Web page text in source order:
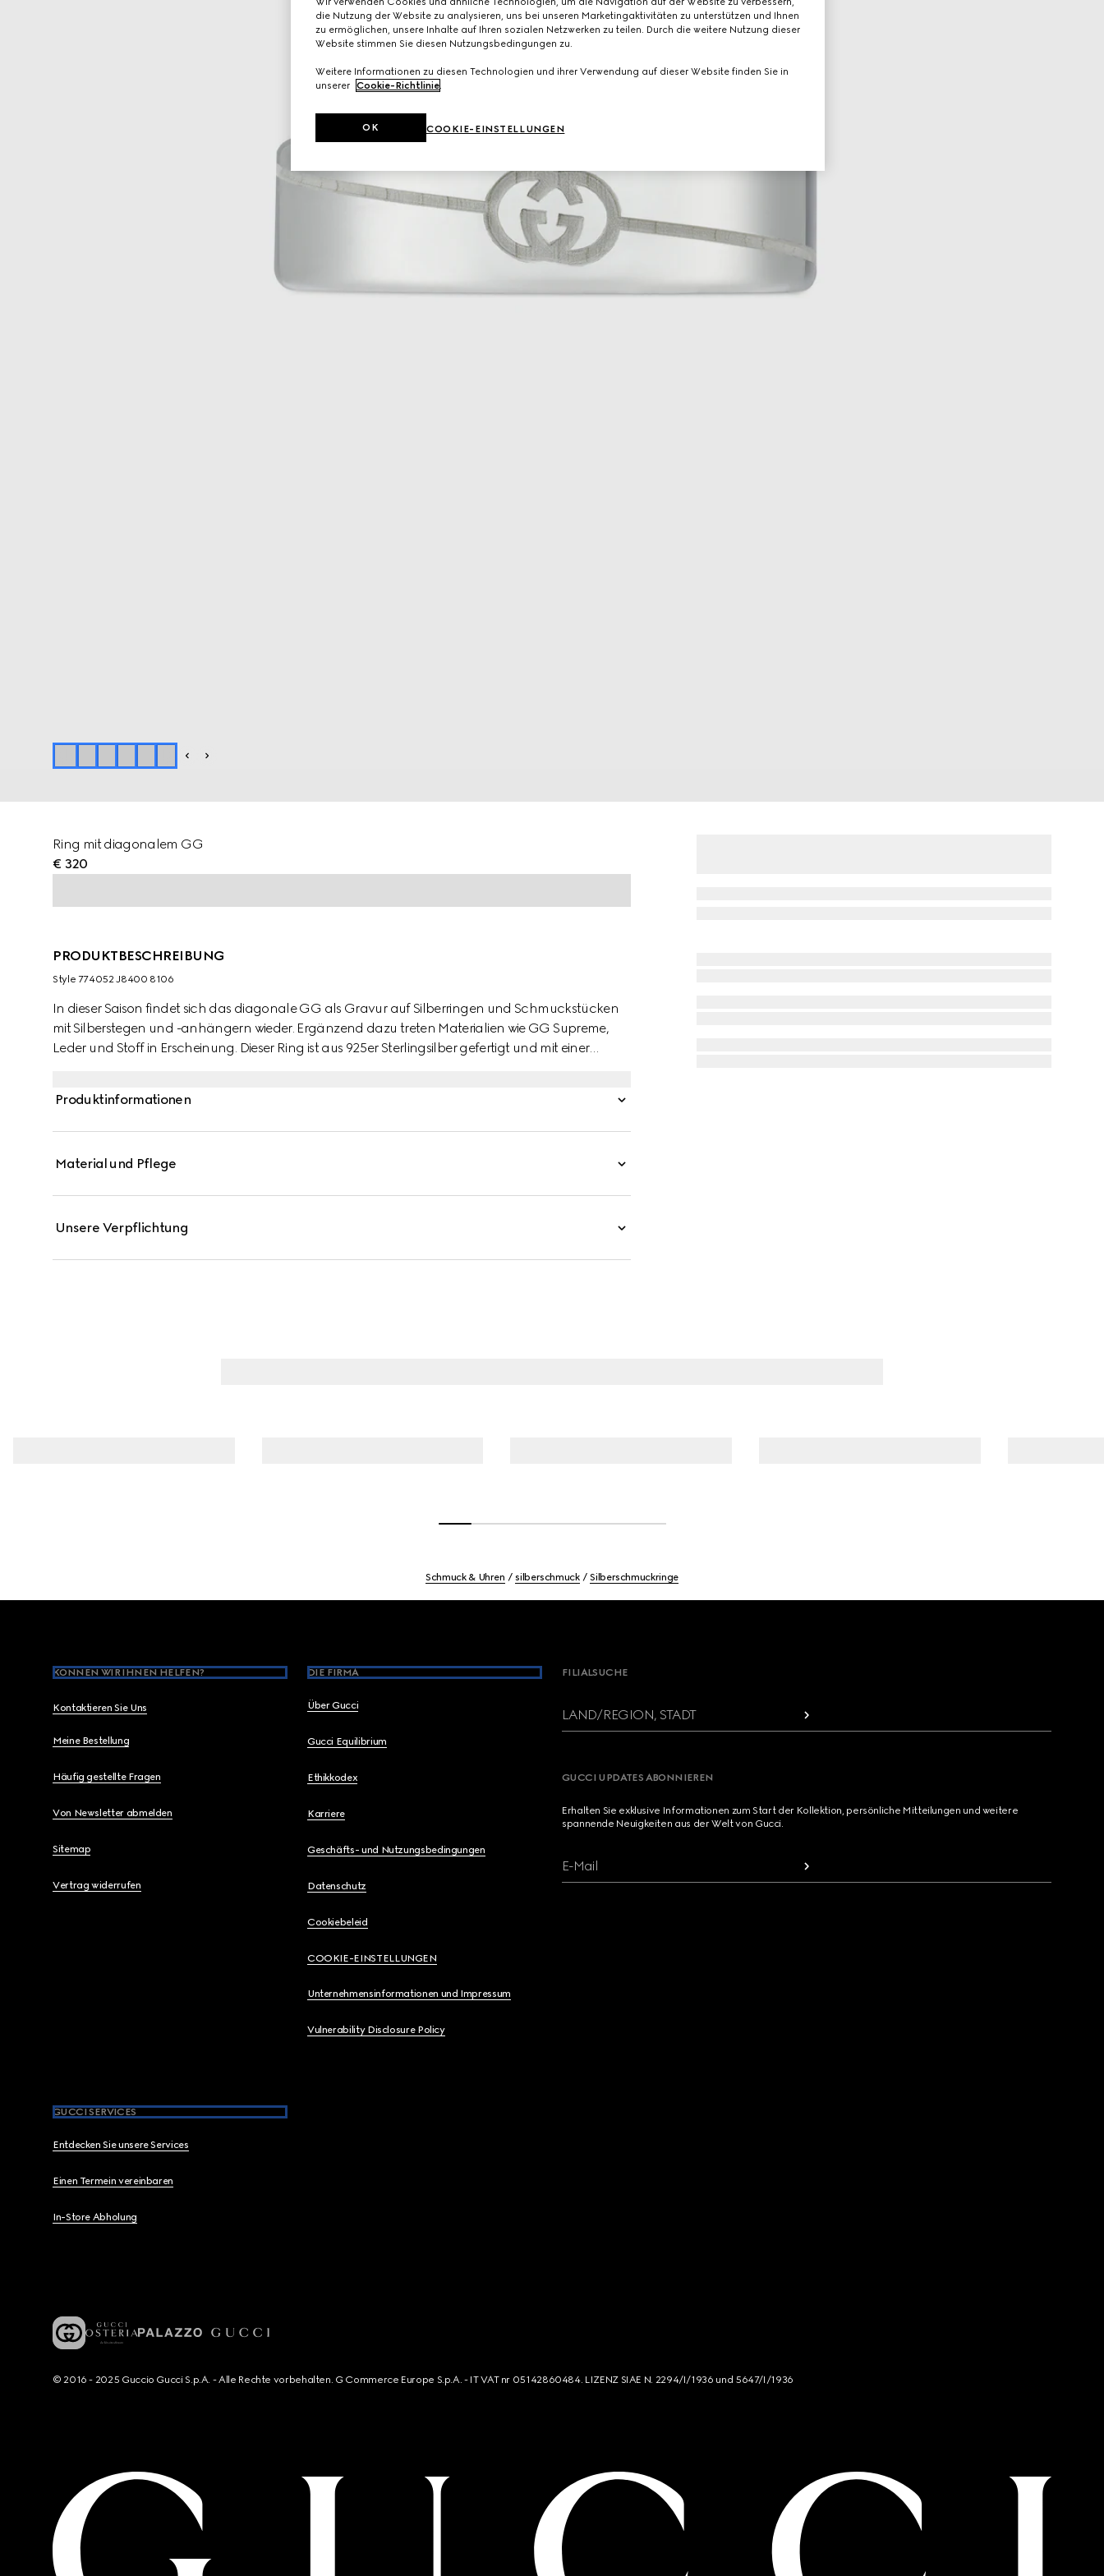
Ring mit diagonalem GG
€ 320
PRODUKTBESCHREIBUNG
Style ‎774052 J8400 8106
In dieser Saison findet sich das diagonale GG als Gravur auf Silberringen und Schmuckstücken
mit Silberstegen und -anhängern wieder. Ergänzend dazu treten Materialien wie GG Supreme,
Leder und Stoff in Erscheinung. Dieser Ring ist aus 925er Sterlingsilber gefertigt und mit einer
Produktinformationen
Material und Pflege
Unsere Verpflichtung
Schmuck & Uhren silberschmuck Silberschmuckringe
KÖNNEN WIR IHNEN HELFEN?
Kontaktieren Sie Uns
Meine Bestellung
Häufig gestellte Fragen
Von Newsletter abmelden
Sitemap
Vertrag widerrufen
DIE FIRMA
Über Gucci
Gucci Equilibrium
Ethikkodex
Karriere
Geschäfts- und Nutzungsbedingungen
Datenschutz
Cookiebeleid
COOKIE-EINSTELLUNGEN
Unternehmensinformationen und Impressum
Vulnerability Disclosure Policy
GUCCI SERVICES
Entdecken Sie unsere Services
Einen Termein vereinbaren
In-Store Abholung
FILIALSUCHE
LAND/REGION, STADT
GUCCI UPDATES ABONNIEREN
Erhalten Sie exklusive Informationen zum Start der Kollektion, persönliche Mitteilungen und weitere
spannende Neuigkeiten aus der Welt von Gucci.
E-Mail
© 2016 - 2025 Guccio Gucci S.p.A. - Alle Rechte vorbehalten. G Commerce Europe S.p.A. - IT VAT nr 05142860484. LIZENZ SIAE N. 2294/I/1936 und 5647/I/1936
die Nutzung der Website zu analysieren, uns bei unseren Marketingaktivitäten zu unterstützen und Ihnen
zu ermöglichen, unsere Inhalte auf Ihren sozialen Netzwerken zu teilen. Durch die weitere Nutzung dieser
Website stimmen Sie diesen Nutzungsbedingungen zu.
Weitere Informationen zu diesen Technologien und ihrer Verwendung auf dieser Website finden Sie in
unserer Cookie-Richtlinie.
COOKIE-EINSTELLUNGEN
OK